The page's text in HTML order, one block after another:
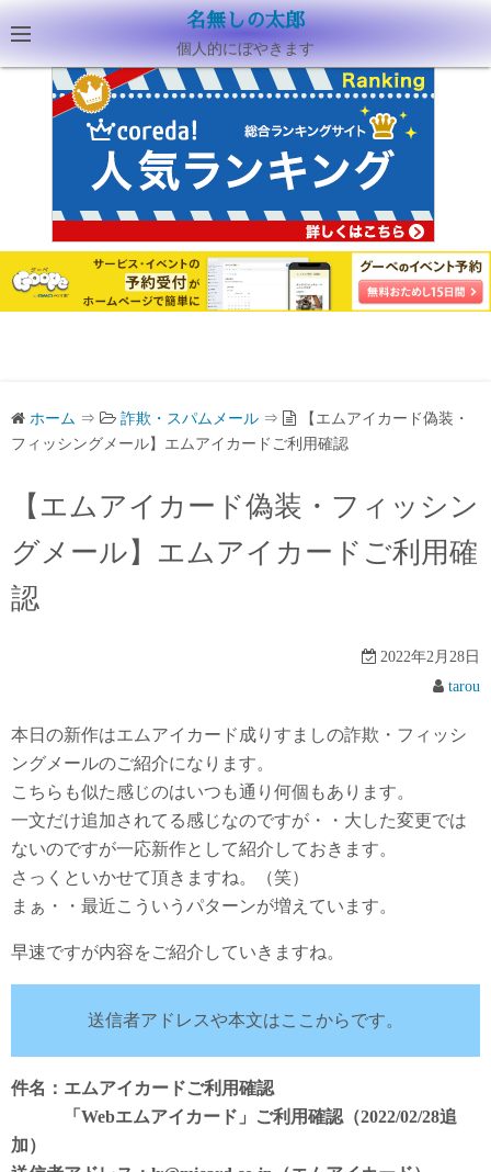
名無しの太郎
個人的にぼやきます
ホーム ⇒ 詐欺・スパムメール ⇒
【エムアイカード偽装・
フィッシングメール】エムアイカードご利用確認
【エムアイカード偽装・フィッシン
グメール】エムアイカードご利用確
認
2022年2月28日
tarou
本日の新作はエムアイカード成りすましの詐欺・フィッシ
ングメールのご紹介になります。
こちらも似た感じのはいつも通り何個もあります。
一文だけ追加されてる感じなのですが・・大した変更では
ないのですが一応新作として紹介しておきます。
さっくといかせて頂きますね。（笑）
まぁ・・最近こういうパターンが増えています。
早速ですが内容をご紹介していきますね。
送信者アドレスや本文はここからです。
件名：エムアイカードご利用確認
「Webエムアイカード」ご利用確認（2022/02/28追
加）